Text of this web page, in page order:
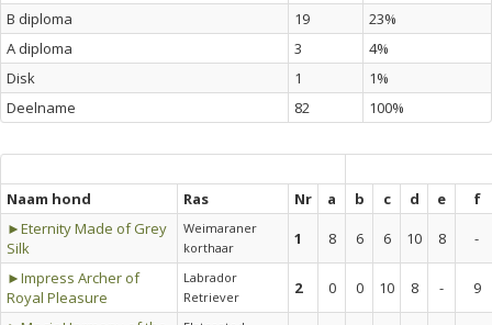
B diploma
19
23%
A diploma
3
4%
Disk
1
1%
Deelname
82 100%
Naam hond Ras Nr a b c d e
f
►Eternity Made of Grey
Silk
Weimaraner
korthaar
1 8 6 6 10 8
-
►Impress Archer of
Royal Pleasure
Labrador
Retriever
2 0 0 10 8 -
9